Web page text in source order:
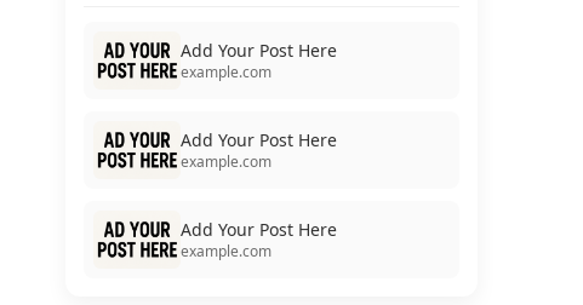
Add Your Post Here
example.com
Add Your Post Here
example.com
Add Your Post Here
example.com